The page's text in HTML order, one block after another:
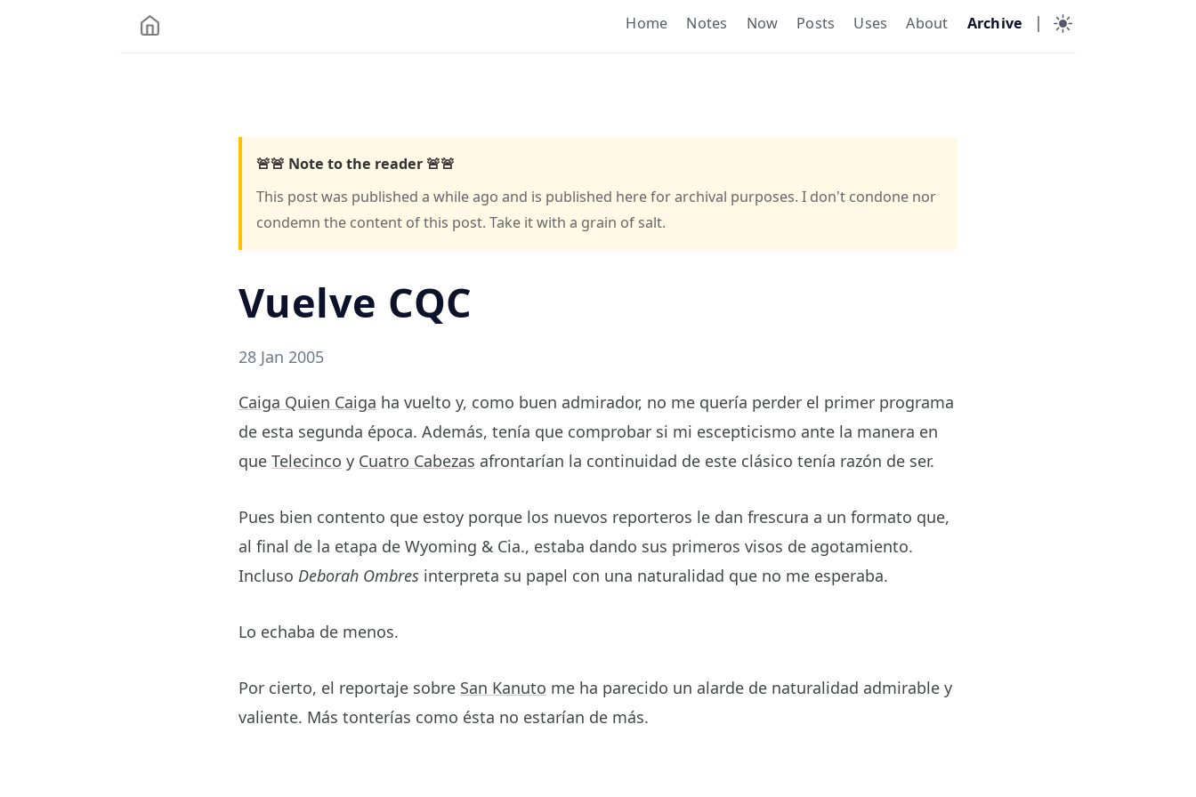
Home Notes Now Posts Uses About Archive |
🚨🚨 Note to the reader 🚨🚨
This post was published a while ago and is published here for archival purposes. I don't condone nor
condemn the content of this post. Take it with a grain of salt.
Vuelve CQC
28 Jan 2005
Caiga Quien Caiga ha vuelto y, como buen admirador, no me quería perder el primer programa
de esta segunda época. Además, tenía que comprobar si mi escepticismo ante la manera en
que Telecinco y Cuatro Cabezas afrontarían la continuidad de este clásico tenía razón de ser.
Pues bien contento que estoy porque los nuevos reporteros le dan frescura a un formato que,
al final de la etapa de Wyoming & Cia., estaba dando sus primeros visos de agotamiento.
Incluso Deborah Ombres interpreta su papel con una naturalidad que no me esperaba.
Lo echaba de menos.
Por cierto, el reportaje sobre San Kanuto me ha parecido un alarde de naturalidad admirable y
valiente. Más tonterías como ésta no estarían de más.